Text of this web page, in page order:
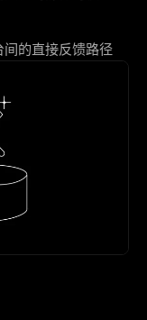
的直接反馈路径